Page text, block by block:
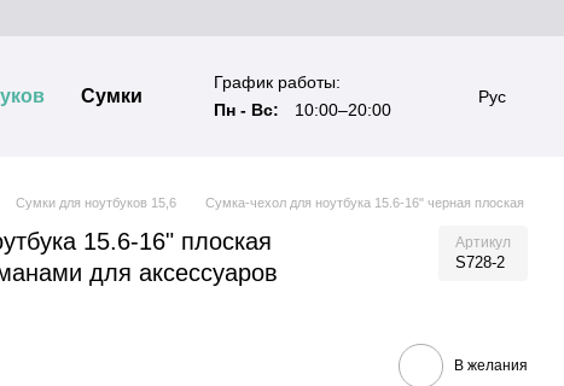
Сумки
График работы:
Пн - Вс:
10:00–20:00
Рус
Сумки для ноутбуков 15,6 Сумка-чехол для ноутбука 15.6-16" черная плоская
15.6-16" плоская
для аксессуаров
Артикул
S728-2
В желания